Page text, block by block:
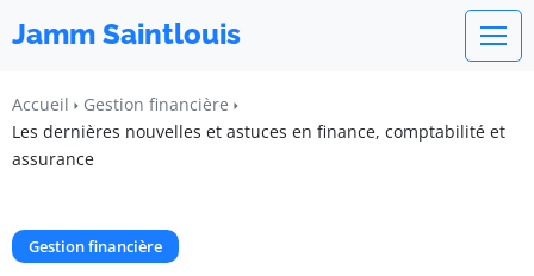
Jamm Saintlouis
Accueil
Gestion financière
Les dernières nouvelles et astuces en finance, comptabilité et
assurance
Gestion financière